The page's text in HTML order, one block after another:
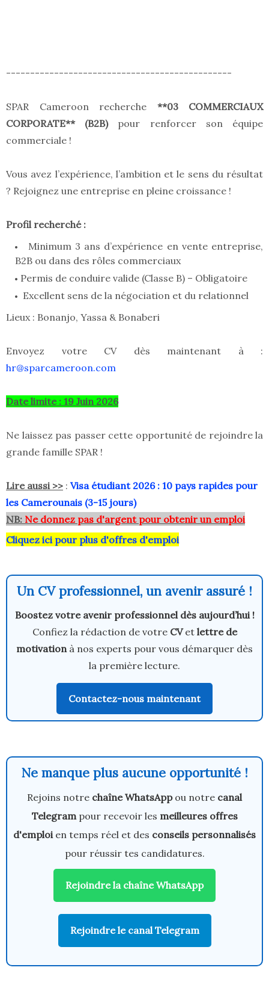
-----------------------------------------------
SPAR Cameroon recherche **03 COMMERCIAUX
CORPORATE** (B2B)pour renforcer son équipe
commerciale !
Vous avez l’expérience, l’ambition et le sens du résultat
? Rejoignez une entreprise en pleine croissance !
Profil recherché :
Minimum 3 ans d’expérience en vente entreprise,
B2B ou dans des rôles commerciaux
Permis de conduire valide (Classe B) – Obligatoire
Excellent sens de la négociation et du relationnel
Lieux : Bonanjo, Yassa & Bonaberi
Envoyez votre CV dès maintenant à :
hr@sparcameroon.com
Date limite : 19 Juin 2026
Ne laissez pas passer cette opportunité de rejoindre la
grande famille SPAR !
Lire aussi >> : Visa étudiant 2026 : 10 pays rapides pour
les Camerounais (3-15 jours)
NB: Ne donnez pas d'argent pour obtenir un emploi
Cliquez ici pour plus d'offres d'emploi
Un CV professionnel, un avenir assuré !
Boostez votre avenir professionnel dès aujourd’hui !
Confiez la rédaction de votre CVet lettre de
motivationà nos experts pour vous démarquer dès
la première lecture.
Contactez-nous maintenant
Ne manque plus aucune opportunité !
Rejoins notre chaîne WhatsAppou notre canal
Telegrampour recevoir les meilleures offres
d'emploien temps réel et des conseils personnalisés
pour réussir tes candidatures.
Rejoindre la chaîne WhatsApp
Rejoindre le canal Telegram